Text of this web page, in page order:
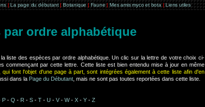
| La page du débutant | Botanique | Faune | Mes amis myco et bota | Liens utiles
par ordre alphabétique
liste des espèces par ordre alphabétique. Un clic sur la lettre de votre choix ci-
commençant par cette lettre. Cette liste est bien entendu mise à jour en même
, qui font l'objet d'une page à part, sont intégrées également à cette liste afin d'en
dans la Page du Débutant , mais ne sont pas toutes reportées dans cette liste.
P - Q - R - S - T - U - V - W- X - Y - Z